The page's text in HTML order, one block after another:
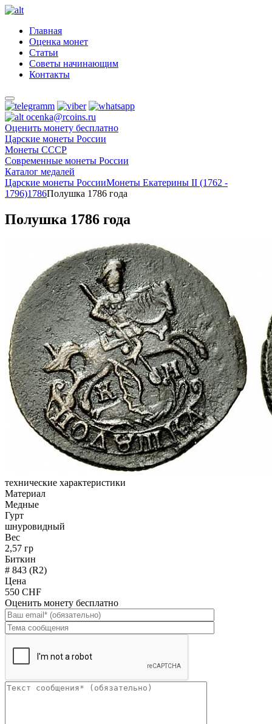
Главная
Оценка монет
Статьи
Советы начинающим
Контакты
ocenka@rcoins.ru
Оценить монету бесплатно
Царские монеты России
Монеты СССР
Современные монеты России
Каталог медалей
Царские монеты РоссииМонеты Екатерины II (1762 -
1796)1786Полушка 1786 года
Полушка 1786 года
технические характеристики
Материал
Медные
Гурт
шнуровидный
Вес
2,57 гр
Биткин
# 843 (R2)
Цена
550 CHF
Оценить монету бесплатно